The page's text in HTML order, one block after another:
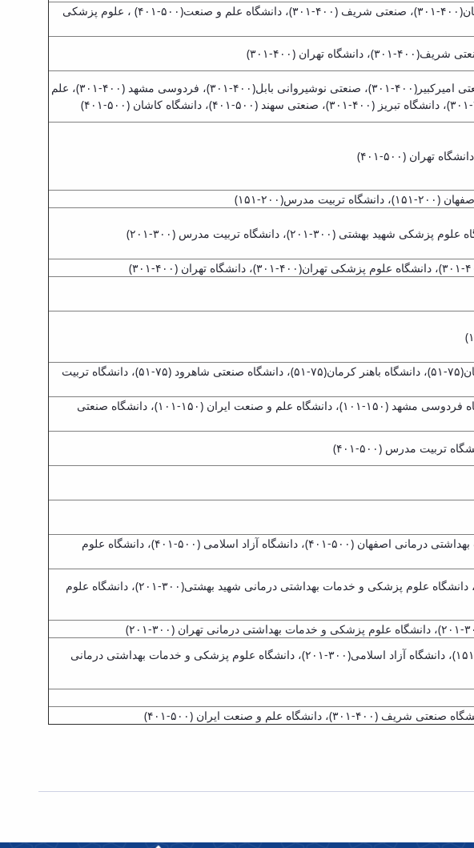
دانشگاه آزاد اسلامی(۲۰۰-۱۵۱)، دانشگاه تهران(۲۰۰-۱۵۱)، صنعتی امیر کبیر(۴۰۰-۳۰۱)،صنعتی اصفهان(۴۰۰-۳۰۱)، صنعتی شریف (۴۰۰-۳۰۱)، دانشگاه علم و صنعت(۵۰۰-۴۰۱) ، علوم پزشکی
دانشگاه آزاد اسلامی (۱۵۰-۱۰۱)، دانشگاه صنعتی شریف (۳۰۰-۲۰۱)، دانشگاه تهران (۳۰۰-۲۰۱)، صنعتی امیرکبیر(۴۰۰-۳۰۱)، صنعتی نوشیروانی بابل(۴۰۰-۳۰۱)، فردوسی مشهد (۴۰۰-۳۰۱)، علم
دانشگاه تهران (۳۰)، دانشگاه آزاد اسلامی (۳۳)، دانشگاه صنعتی امیرکبیر (۴۵)، دانشگاه صنعتی اصفهان(۷۵-۵۱)، دانشگاه باهنر کرمان(۷۵-۵۱)، دانشگاه صنعتی شاهرود (۷۵-۵۱)، دانشگاه تربیت
دانشگاه تهران (۷۵-۵۱)، دانشگاه آزاد اسلامی (۱۰۰-۷۶)، دانشگاه صنعتی امیرکبیر (۱۵۰-۱۰۱)، دانشگاه فردوسی مشهد (۱۵۰-۱۰۱)، دانشگاه علم و صنعت ایران (۱۵۰-۱۰۱)، دانشگاه صنعتی
دانشگاه علوم پزشکی و خدمات بهداشتی درمانی تهران (۲۰۰-۱۵۱)، دانشگاه علوم پزشکی و خدمات بهداشتی درمانی اصفهان (۵۰۰-۴۰۱)، دانشگاه آزاد اسلامی (۵۰۰-۴۰۱)، دانشگاه علوم
دانشگاه علوم پزشکی و خدمات بهداشتی درمانی تهران (۲۰۰-۱۵۱)، دانشگاه آزاد اسلامی(۳۰۰-۲۰۱)، دانشگاه علوم پزشکی و خدمات بهداشتی درمانی شهید بهشتی(۳۰۰-۲۰۱)، دانشگاه علوم
دانشگاه علوم پزشکی و خدمات بهداشتی درمانی تهران(۷۵-۵۱)، دانشگاه علوم پزشکی مشهد (۲۰۰-۱۵۱)، دانشگاه آزاد اسلامی(۳۰۰-۲۰۱)، دانشگاه علوم پزشکی و خدمات بهداشتی درمانی